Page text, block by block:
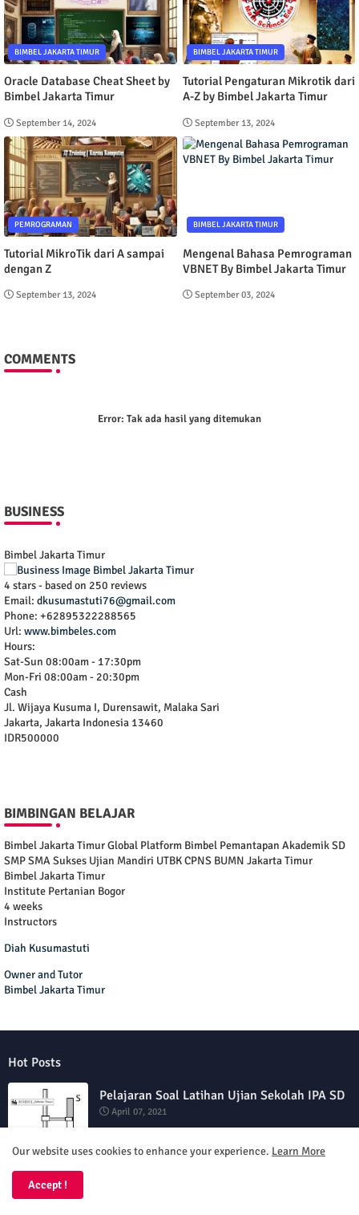
BIMBEL JAKARTA TIMUR
Oracle Database Cheat Sheet by
Bimbel Jakarta Timur
September 14, 2024
BIMBEL JAKARTA TIMUR
Tutorial Pengaturan Mikrotik dari
A-Z by Bimbel Jakarta Timur
September 13, 2024
PEMROGRAMAN
Tutorial MikroTik dari A sampai
dengan Z
September 13, 2024
BIMBEL JAKARTA TIMUR
Mengenal Bahasa Pemrograman
VBNET By Bimbel Jakarta Timur
September 03, 2024
COMMENTS
Error: Tak ada hasil yang ditemukan
BUSINESS
Bimbel Jakarta Timur
4 stars - based on 250 reviews
Email: dkusumastuti76@gmail.com
Phone: +62895322288565
Url: www.bimbeles.com
Hours:
Sat-Sun 08:00am - 17:30pm
Mon-Fri 08:00am - 20:30pm
Cash
Jl. Wijaya Kusuma I, Durensawit, Malaka Sari
Jakarta, Jakarta Indonesia 13460
IDR500000
BIMBINGAN BELAJAR
Bimbel Jakarta Timur Global Platform Bimbel Pemantapan Akademik SD
SMP SMA Sukses Ujian Mandiri UTBK CPNS BUMN Jakarta Timur
Bimbel Jakarta Timur
Institute Pertanian Bogor
4 weeks
Instructors
Diah Kusumastuti
Owner and Tutor
Bimbel Jakarta Timur
Hot Posts
Pelajaran Soal Latihan Ujian Sekolah IPA SD
April 07, 2021
Our website uses cookies to enhance your experience. Learn More
Accept !